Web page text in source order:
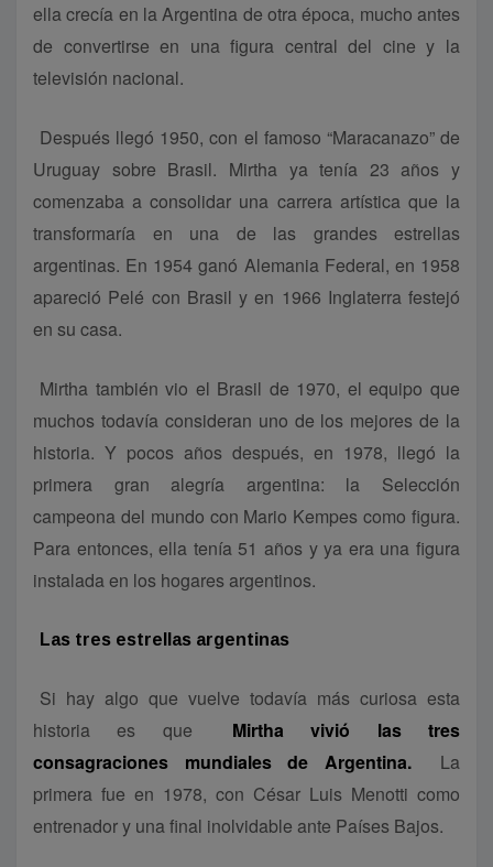
ella crecía en la Argentina de otra época, mucho antes
de convertirse en una figura central del cine y la
televisión nacional.
Después llegó 1950, con el famoso “Maracanazo” de
Uruguay sobre Brasil. Mirtha ya tenía 23 años y
comenzaba a consolidar una carrera artística que la
transformaría en una de las grandes estrellas
argentinas. En 1954 ganó Alemania Federal, en 1958
apareció Pelé con Brasil y en 1966 Inglaterra festejó
en su casa.
Mirtha también vio el Brasil de 1970, el equipo que
muchos todavía consideran uno de los mejores de la
historia. Y pocos años después, en 1978, llegó la
primera gran alegría argentina: la Selección
campeona del mundo con Mario Kempes como figura.
Para entonces, ella tenía 51 años y ya era una figura
instalada en los hogares argentinos.
Las tres estrellas argentinas
Si hay algo que vuelve todavía más curiosa esta
historia es que
Mirtha vivió las tres
consagraciones mundiales de Argentina.
La
primera fue en 1978, con César Luis Menotti como
entrenador y una final inolvidable ante Países Bajos.